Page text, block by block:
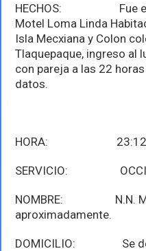
HECHOS: Fue
Motel Loma Linda
Isla Mecxiana y Colon
Tlaquepaque, ingreso al
con pareja a las 22
datos.
HORA: 23:12
SERVICIO: OCCISO
NOMBRE: N.N.
aproximadamente.
DOMICILIO: Se